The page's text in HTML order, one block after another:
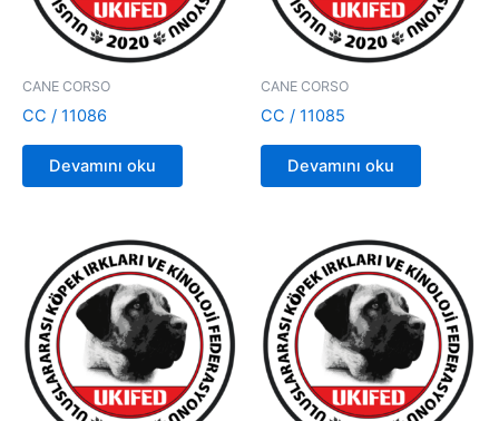
CANE CORSO
CC / 11086
Devamını oku
CANE CORSO
CC / 11085
Devamını oku